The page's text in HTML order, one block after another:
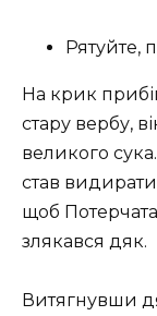
Рятуйте,
На крик
стару вербу,
великого
став
щоб
злякався дяк.
Витягнувши